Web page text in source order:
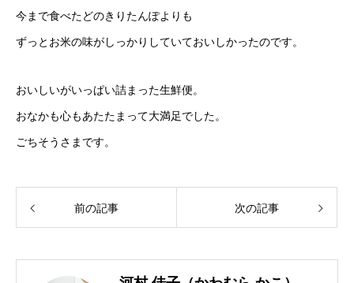
今まで食べたどのきりたんぽよりも
ずっとお米の味がしっかりしていておいしかったのです。
おいしいがいっぱい詰まった生鮮便。
おなかも心もあたたまって大満足でした。
ごちそうさまです。
前の記事 次の記事